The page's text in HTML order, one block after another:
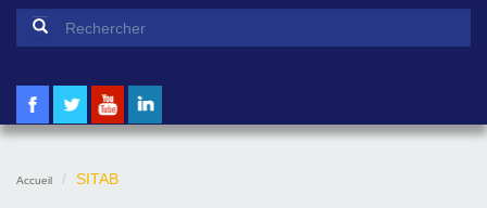
Formulaire de recherche
Accueil SITAB